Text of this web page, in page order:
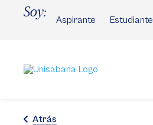
Soy:
Aspirante Estudiante
Atrás